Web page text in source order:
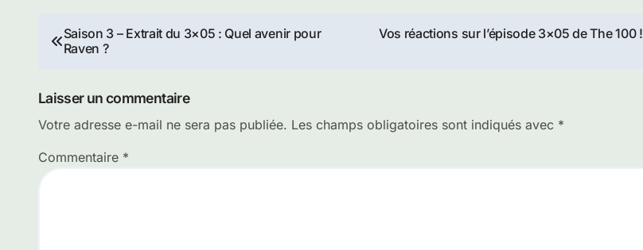
Navigation
l’article
Saison 3 – Extrait du 3×05 : Quel avenir pour
Raven ?
Vos réactions sur l’épisode 3×05 de The 100 !
Laisser un commentaire
Votre adresse e-mail ne sera pas publiée. Les champs obligatoires sont indiqués avec *
Commentaire *